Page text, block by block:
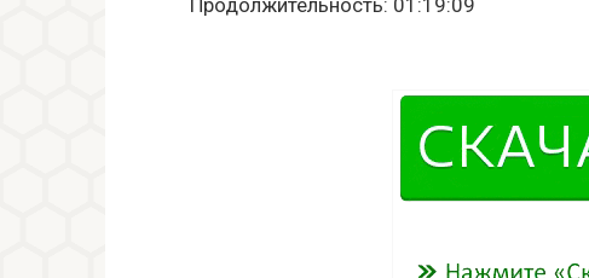
Продолжительность: 01:19:09